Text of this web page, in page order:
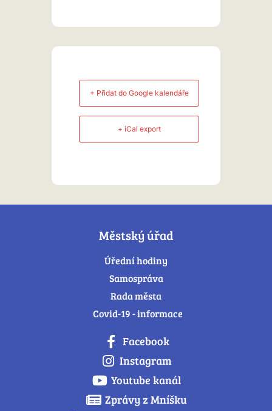
+ Přidat do Google kalendáře
+ iCal export
Městský úřad
Úřední hodiny
Samospráva
Rada města
Covid-19 - informace
Facebook
Instagram
Youtube kanál
Zprávy z Mníšku